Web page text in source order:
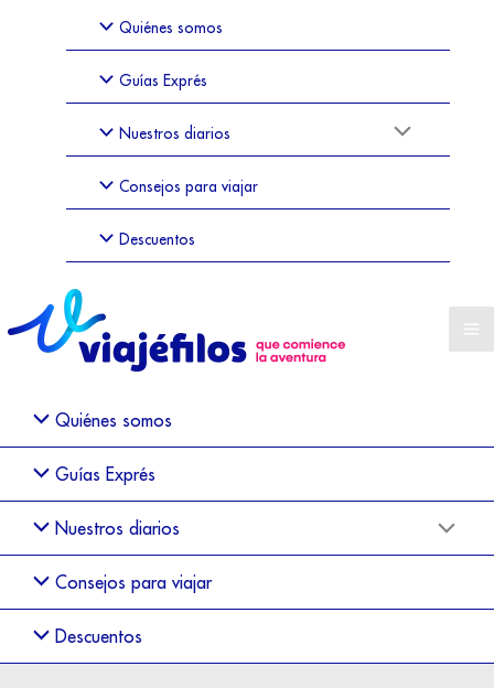
Quiénes somos
Guías Exprés
Nuestros diarios
Consejos para viajar
Descuentos
Quiénes somos
Guías Exprés
Nuestros diarios
Consejos para viajar
Descuentos